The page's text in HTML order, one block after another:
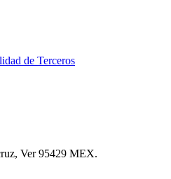
de Terceros
Ver 95429 MEX.